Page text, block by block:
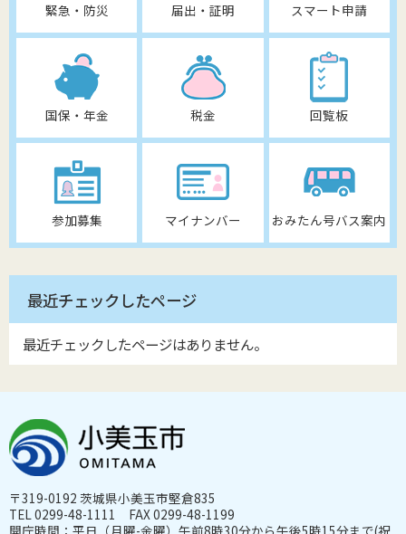
緊急・防災 届出・証明 スマート申請
国保・年金 税金 回覧板
参加募集 マイナンバー おみたん号バス案内
最近チェックしたページ
最近チェックしたページはありません。
〒319-0192 茨城県小美玉市堅倉835
TEL 0299-48-1111 FAX 0299-48-1199